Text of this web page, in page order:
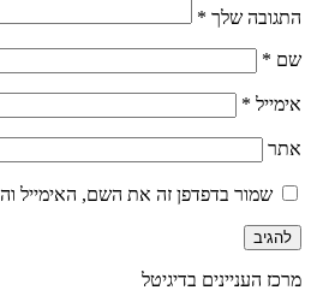
התגובה שלך *
שם *
אימייל *
אתר
שמור בדפדפן זה את השם, האימייל
מרכז העניינים בדיגיטל